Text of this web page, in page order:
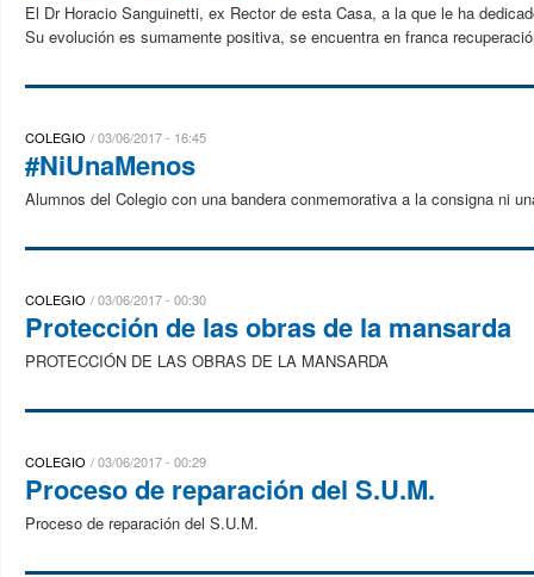
El Dr Horacio Sanguinetti, ex Rector de esta Casa, a la que le ha
Su evolución es sumamente positiva, se encuentra en franca
COLEGIO 03/06/2017 - 16:45
#NiUnaMenos
Alumnos del Colegio con una bandera conmemorativa a la consigna ni
COLEGIO 03/06/2017 - 00:30
Protección de las obras de la mansarda
PROTECCIÓN DE LAS OBRAS DE LA MANSARDA
COLEGIO 03/06/2017 - 00:29
Proceso de reparación del S.U.M.
Proceso de reparación del S.U.M.